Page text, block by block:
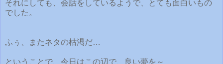
それにしても、会話をしているようで、とても面白いもの
でした。
ふぅ、またネタの枯渇だ…
ということで、今日はこの辺で、良い夢を～